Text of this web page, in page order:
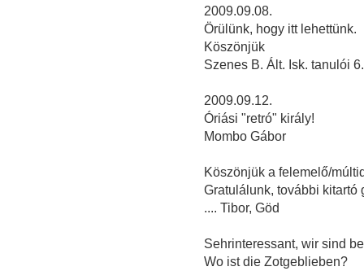
2009.09.08.
Örülünk, hogy itt lehettünk.
Köszönjük
Szenes B. Ált. Isk. tanulói
2009.09.12.
Óriási "retró" király!
Mombo Gábor
Köszönjük a felemelő/
Gratulálunk, további kitartó
.... Tibor, Göd
Sehrinteressant, wir sind
Wo ist die Zotgeblieben?